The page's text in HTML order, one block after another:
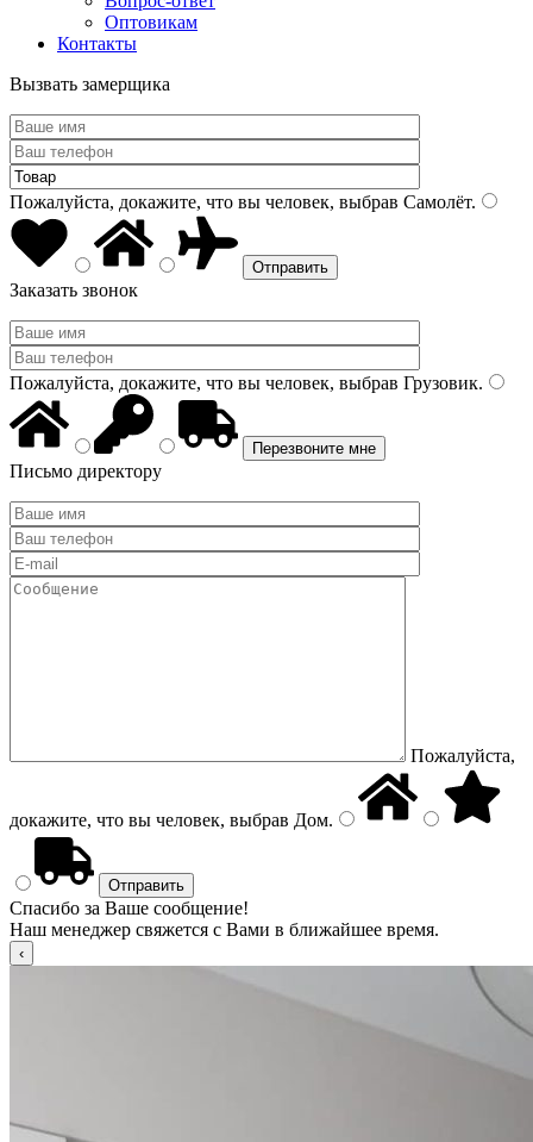
Оптовикам
Контакты
Вызвать замерщика
Пожалуйста, докажите, что вы человек, выбрав Самолёт.
Заказать звонок
Пожалуйста, докажите, что вы человек, выбрав Грузовик.
Письмо директору
Пожалуйста,
докажите, что вы человек, выбрав Дом.
Спасибо за Ваше сообщение!
Наш менеджер свяжется с Вами в ближайшее время.